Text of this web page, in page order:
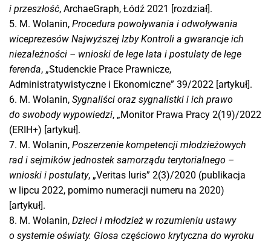
i przeszłość, ArchaeGraph, Łódź 2021 [rozdział].
5. M. Wolanin, Procedura powoływania i odwoływania
wiceprezesów Najwyższej Izby Kontroli a gwarancje ich
niezależności – wnioski de lege lata i postulaty de lege
ferenda, „Studenckie Prace Prawnicze,
Administratywistyczne i Ekonomiczne” 39/2022 [artykuł].
6. M. Wolanin, Sygnaliści oraz sygnalistki i ich prawo
do swobody wypowiedzi, „Monitor Prawa Pracy 2(19)/2022
(ERIH+) [artykuł].
7. M. Wolanin, Poszerzenie kompetencji młodzieżowych
rad i sejmików jednostek samorządu terytorialnego –
wnioski i postulaty, „Veritas Iuris” 2(3)/2020 (publikacja
w lipcu 2022, pomimo numeracji numeru na 2020)
[artykuł].
8. M. Wolanin, Dzieci i młodzież w rozumieniu ustawy
o systemie oświaty. Glosa częściowo krytyczna do wyroku